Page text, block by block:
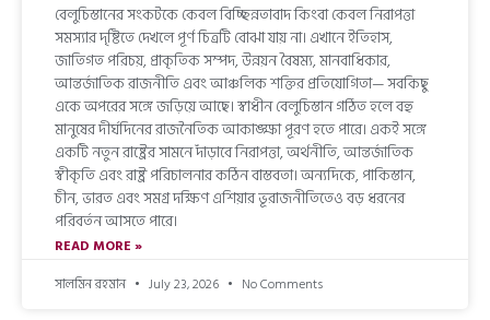
বেলুচিস্তানের সংকটকে কেবল বিচ্ছিন্নতাবাদ কিংবা কেবল নিরাপত্তা
সমস্যার দৃষ্টিতে দেখলে পূর্ণ চিত্রটি বোঝা যায় না। এখানে ইতিহাস,
জাতিগত পরিচয়, প্রাকৃতিক সম্পদ, উন্নয়ন বৈষম্য, মানবাধিকার,
আন্তর্জাতিক রাজনীতি এবং আঞ্চলিক শক্তির প্রতিযোগিতা— সবকিছু
একে অপরের সঙ্গে জড়িয়ে আছে। স্বাধীন বেলুচিস্তান গঠিত হলে বহু
মানুষের দীর্ঘদিনের রাজনৈতিক আকাঙ্ক্ষা পূরণ হতে পারে। একই সঙ্গে
একটি নতুন রাষ্ট্রের সামনে দাঁড়াবে নিরাপত্তা, অর্থনীতি, আন্তর্জাতিক
স্বীকৃতি এবং রাষ্ট্র পরিচালনার কঠিন বাস্তবতা। অন্যদিকে, পাকিস্তান,
চীন, ভারত এবং সমগ্র দক্ষিণ এশিয়ার ভূরাজনীতিতেও বড় ধরনের
পরিবর্তন আসতে পারে।
READ MORE »
সালমিন রহমান
July 23, 2026 No Comments